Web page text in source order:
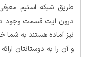
طریق شبکه استیم
درون ایت قسمت وجود
نیز آماده هستند به شما
و آن را به دوستانتان